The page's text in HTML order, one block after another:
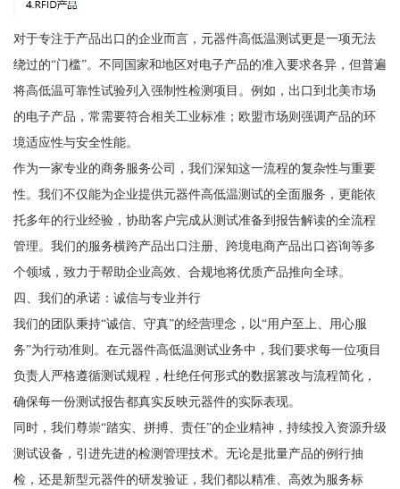
对于专注于产品出口的企业而言，元器件高低温测试更是一项无法
绕过的“门槛”。不同国家和地区对电子产品的准入要求各异，但普遍
将高低温可靠性试验列入强制性检测项目。例如，出口到北美市场
的电子产品，常需要符合相关工业标准；欧盟市场则强调产品的环
境适应性与安全性能。
作为一家专业的商务服务公司，我们深知这一流程的复杂性与重要
性。我们不仅能为企业提供元器件高低温测试的全面服务，更能依
托多年的行业经验，协助客户完成从测试准备到报告解读的全流程
管理。我们的服务横跨产品出口注册、跨境电商产品出口咨询等多
个领域，致力于帮助企业高效、合规地将优质产品推向全球。
四、我们的承诺：诚信与专业并行
我们的团队秉持“诚信、守真”的经营理念，以“用户至上、用心服
务”为行动准则。在元器件高低温测试业务中，我们要求每一位项目
负责人严格遵循测试规程，杜绝任何形式的数据篡改与流程简化，
确保每一份测试报告都真实反映元器件的实际表现。
同时，我们尊崇“踏实、拼搏、责任”的企业精神，持续投入资源升级
测试设备，引进先进的检测管理技术。无论是批量产品的例行抽
检，还是新型元器件的研发验证，我们都以精准、高效为服务标